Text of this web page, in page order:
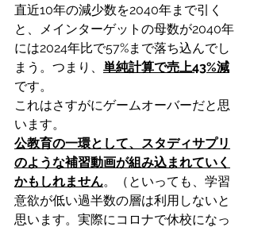
直近10年の減少数を2040年まで引く
と、メインターゲットの母数が2040年
には2024年比で57%まで落ち込んでし
まう。つまり、 単純計算で売上43%減
です。
これはさすがにゲームオーバーだと思
います。
公教育の一環として、スタディサプリ
のような補習動画が組み込まれていく
かもしれません。
（といっても、学習
意欲が低い過半数の層は利用しないと
思います。実際にコロナで休校になっ